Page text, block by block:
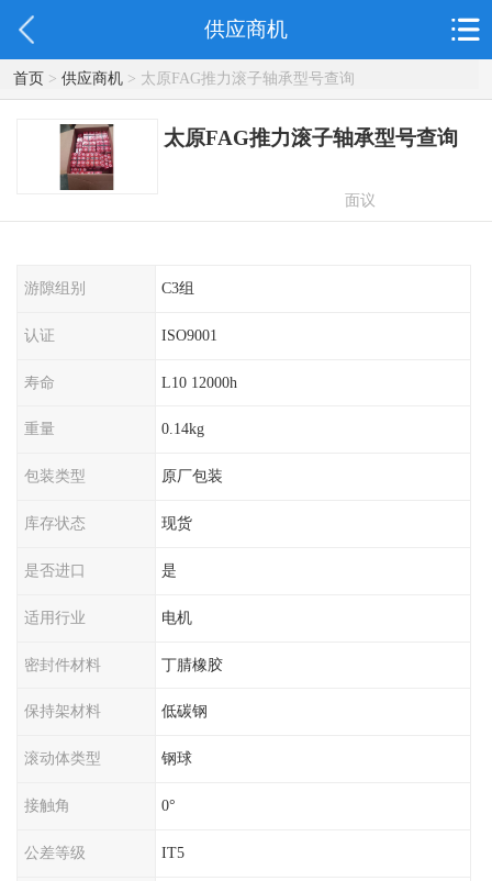
供应商机
首页> 供应商机> 太原FAG推力滚子轴承型号查询
太原FAG推力滚子轴承型号查询
面议
游隙组别 C3组
认证 ISO9001
寿命 L10 12000h
重量 0.14kg
包装类型 原厂包装
库存状态 现货
是否进口 是
适用行业 电机
密封件材料 丁腈橡胶
保持架材料 低碳钢
滚动体类型 钢球
接触角 0°
公差等级 IT5